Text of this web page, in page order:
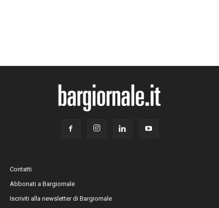
Contatti
Abbonati a Bargiornale
Iscriviti alla newsletter di Bargiornale